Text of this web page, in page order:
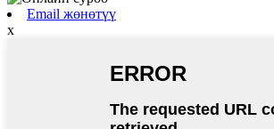
Email жөнөтүү
x